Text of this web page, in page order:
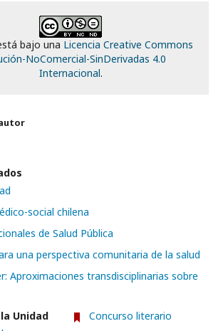
bajo una Licencia Creative Commons
NoComercial-SinDerivadas 4.0
Internacional.
social chilena
de Salud Pública
una perspectiva comunitaria de la salud
Aproximaciones transdisciplinarias sobre
Unidad
Concurso literario